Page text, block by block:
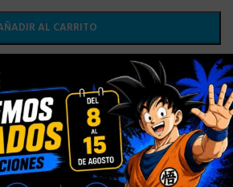
AL CARRITO
a la lista de deseos
BALL, PRE-ORDER, S. H. Figuarts,
×